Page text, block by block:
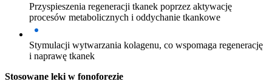
Przyspieszenia regeneracji tkanek poprzez aktywację
procesów metabolicznych i oddychanie tkankowe
Stymulacji wytwarzania kolagenu, co wspomaga regenerację
i naprawę tkanek
Stosowane leki w fonoforezie